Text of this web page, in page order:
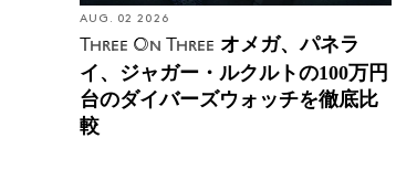
AUG. 02 2026
Three On Three オメガ、パネラ
イ、ジャガー・ルクルトの100万円
台のダイバーズウォッチを徹底比
較